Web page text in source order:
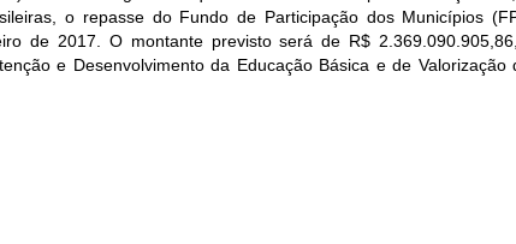
o repasse do Fundo de Participação dos Municípios
de 2017. O montante previsto será de R$
e Desenvolvimento da Educação Básica e de Valorização